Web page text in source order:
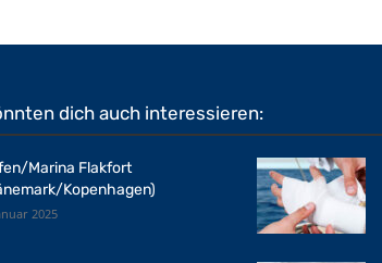
dich auch interessieren:
Marina Flakfort
Kopenhagen)
2025